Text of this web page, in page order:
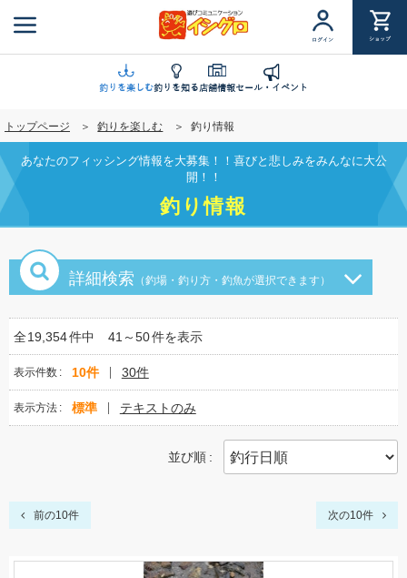
ン
に
移
動
ログイン ショップ
釣りを楽しむ釣りを知る店舗情報セール・イベント
トップページ 釣りを楽しむ 釣り情報
あなたのフィッシング情報を大募集！！喜びと悲しみをみんなに大公
開！！
釣り情報
詳細検索 （釣場・釣り方・釣魚が選択できます）
全19,354件中 41～50件を表示
表示件数 10件 30件
表示方法 標準 テキストのみ
並び順
前の10件 次の10件